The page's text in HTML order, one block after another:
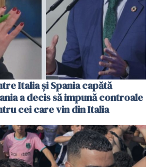
Italia și Spania capătă
a decis să impună controale
cei care vin din Italia